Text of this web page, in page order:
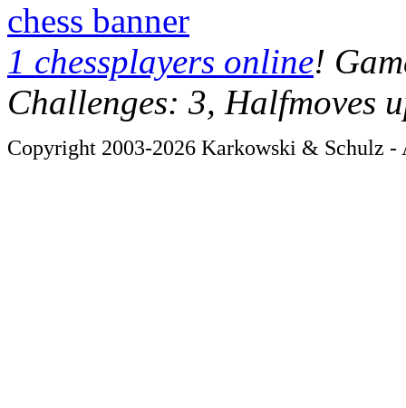
chess banner
1 chessplayers online!
Challenges: 3, Halfmoves
Copyright 2003-2026 Karkowski & Schulz